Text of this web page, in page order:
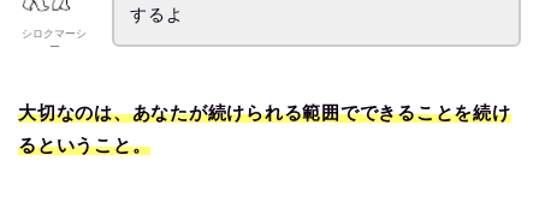
シロクマーシ
ー
するよ
大切なのは、あなたが続けられる範囲でできることを続け
るということ。